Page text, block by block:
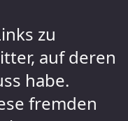
zu
auf deren
habe.
fremden